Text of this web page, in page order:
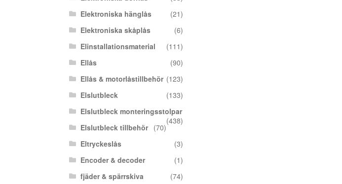
Elektroniska hänglås
(21)
Elektroniska skåplås
(6)
Elinstallationsmaterial
(111)
Ellås
(90)
Ellås & motorlåstillbehör (123)
Elslutbleck
(133)
Elslutbleck monteringsstolpar
(438)
Elslutbleck tillbehör
(70)
Eltryckeslås
(3)
Encoder & decoder
(1)
fjäder & spärrskiva
(74)